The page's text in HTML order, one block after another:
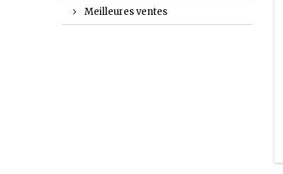
Meilleures ventes